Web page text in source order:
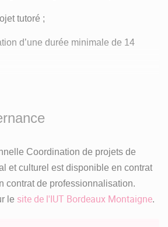
tutoré ;
d’une durée minimale de 14
en formation au début du mois
en stage mi-février, une remise de
mois d’août pour une soutenance
début du mois de septembre.
Coordination de projets de
et culturel est disponible en contrat
contrat de professionnalisation.
le site de l'IUT Bordeaux Montaigne.